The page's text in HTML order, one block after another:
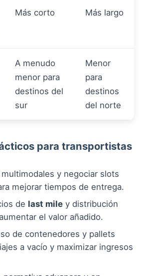
Más corto Más largo
A menudo
menor para
destinos del
sur
Menor
para
destinos
del norte
para transportistas
y negociar slots
mejorar tiempos de entrega.
de last mile y distribución
el valor añadido.
de contenedores y pallets
a vacío y maximizar ingresos